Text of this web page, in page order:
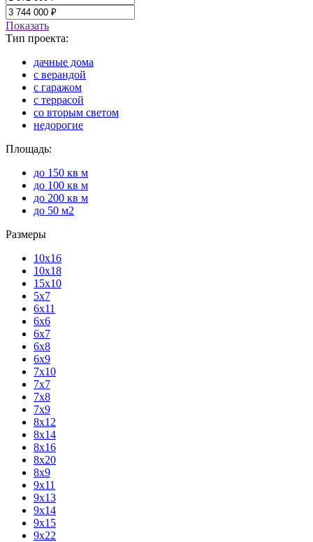
Показать
Тип проекта:
дачные дома
с верандой
с гаражом
с террасой
со вторым светом
недорогие
Площадь:
до 150 кв м
до 100 кв м
до 200 кв м
до 50 м2
Размеры
10х16
10х18
15х10
5х7
6х11
6х6
6х7
6х8
6х9
7х10
7х7
7х8
7х9
8х12
8х14
8х16
8х20
8х9
9х11
9х13
9х14
9х15
9х22